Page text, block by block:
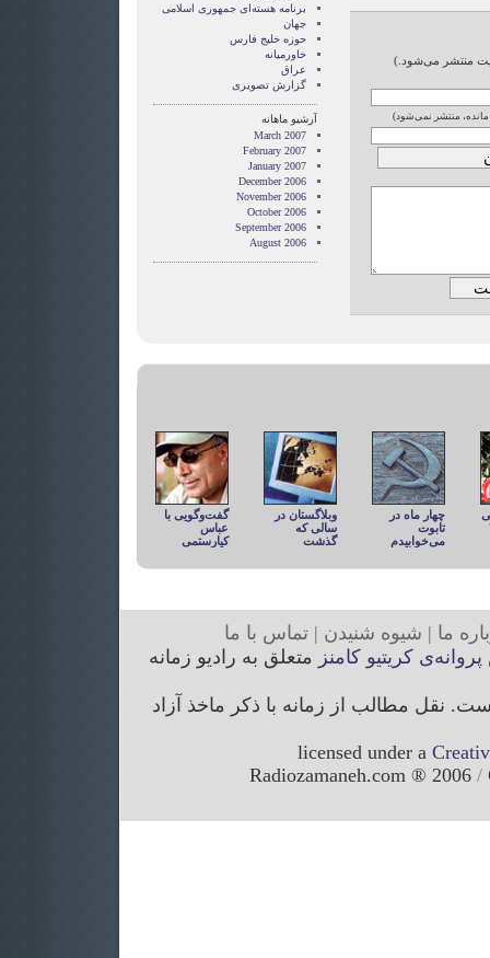
منتشر می‌شود.)
مانده، منتشر نمی‌شود)
برنامه هسته‌ای جمهوری اسلامی
جهان
حوزه خلیج فارس
خاورمیانه
عراق
گزارش تصويری
آرشیو ماهانه
March 2007
February 2007
January 2007
December 2006
November 2006
October 2006
September 2006
August 2006
چهار ماه در
تابوت
می‌خوابیدم
وبلاگستان در
سالی که
گذشت
گفت‌وگویی با
عباس
کیارستمی
ه ما | شیوه شنیدن |تماس با ما
پروانه‌ی کریتیو کامنز متعلق به رادیو زمانه
نقل مطالب از زمانه با ذکر ماخذ آزاد
licensed under a
/